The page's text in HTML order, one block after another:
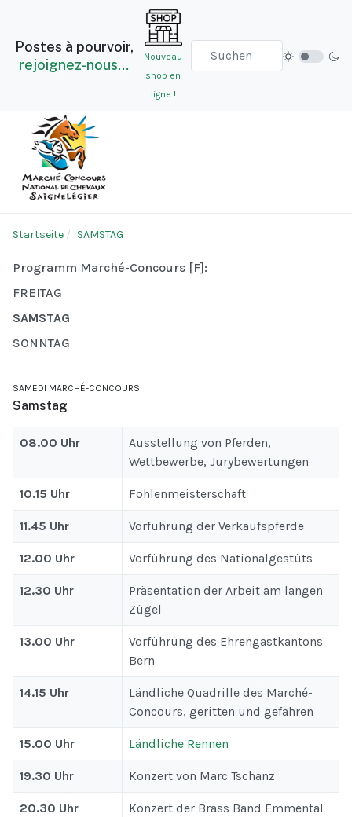
Postes à pourvoir,
rejoignez-nous…
Nouveau
shop en
ligne !
Startseite SAMSTAG
Programm Marché-Concours [F]:
FREITAG
SAMSTAG
SONNTAG
SAMEDI MARCHÉ-CONCOURS
Samstag
08.00 Uhr
Ausstellung von Pferden,
Wettbewerbe, Jurybewertungen
10.15 Uhr Fohlenmeisterschaft
11.45 Uhr Vorführung der Verkaufspferde
12.00 Uhr Vorführung des Nationalgestüts
12.30 Uhr
Präsentation der Arbeit am langen
Zügel
13.00 Uhr
Vorführung des Ehrengastkantons
Bern
14.15 Uhr
Ländliche Quadrille des Marché-
Concours, geritten und gefahren
15.00 Uhr Ländliche Rennen
19.30 Uhr Konzert von Marc Tschanz
20.30 Uhr Konzert der Brass Band Emmental